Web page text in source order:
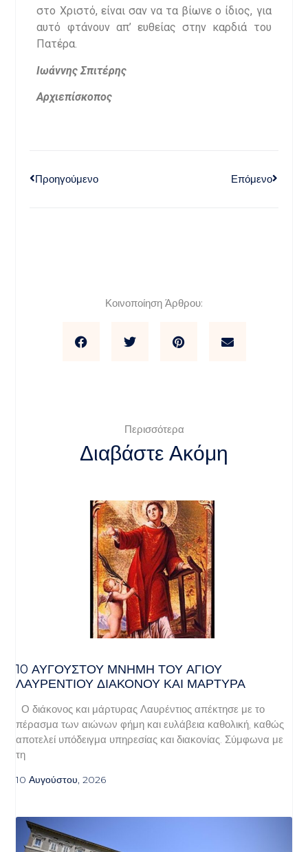
στο Χριστό, είναι σαν να τα βίωνε ο ίδιος, για
αυτό φτάνουν απ’ ευθείας στην καρδιά του
Πατέρα.
Ιωάννης Σπιτέρης
Αρχιεπίσκοπος
Προηγούμενο Επόμενο
Κοινοποίηση Άρθρου:
Περισσότερα
Διαβάστε Ακόμη
10 ΑΥΓΟΥΣΤΟΥ ΜΝΗΜΗ ΤΟΥ ΑΓΙΟΥ
ΛΑΥΡΕΝΤΙΟΥ ΔΙΑΚΟΝΟΥ ΚΑΙ ΜΑΡΤΥΡΑ
Ο διάκονος και μάρτυρας Λαυρέντιος απέκτησε με το
πέρασμα των αιώνων φήμη και ευλάβεια καθολική, καθώς
αποτελεί υπόδειγμα υπηρεσίας και διακονίας. Σύμφωνα με
τη
10 Αυγούστου, 2026